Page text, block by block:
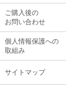
ご購入後の
お問い合わせ
個人情報保護への
取組み
サイトマップ